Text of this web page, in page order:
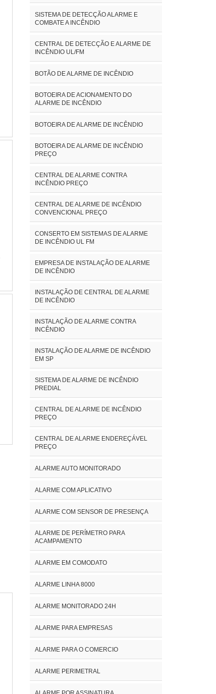
SISTEMA DE DETECÇÃO ALARME E
COMBATE A INCÊNDIO
CENTRAL DE DETECÇÃO E ALARME DE
INCÊNDIO UL/FM
BOTÃO DE ALARME DE INCÊNDIO
BOTOEIRA DE ACIONAMENTO DO
ALARME DE INCÊNDIO
BOTOEIRA DE ALARME DE INCÊNDIO
BOTOEIRA DE ALARME DE INCÊNDIO
PREÇO
CENTRAL DE ALARME CONTRA
INCÊNDIO PREÇO
CENTRAL DE ALARME DE INCÊNDIO
CONVENCIONAL PREÇO
CONSERTO EM SISTEMAS DE ALARME
DE INCÊNDIO UL FM
EMPRESA DE INSTALAÇÃO DE ALARME
DE INCÊNDIO
INSTALAÇÃO DE CENTRAL DE ALARME
DE INCÊNDIO
INSTALAÇÃO DE ALARME CONTRA
INCÊNDIO
INSTALAÇÃO DE ALARME DE INCÊNDIO
EM SP
SISTEMA DE ALARME DE INCÊNDIO
PREDIAL
CENTRAL DE ALARME DE INCÊNDIO
PREÇO
CENTRAL DE ALARME ENDEREÇÁVEL
PREÇO
ALARME AUTO MONITORADO
ALARME COM APLICATIVO
ALARME COM SENSOR DE PRESENÇA
ALARME DE PERÍMETRO PARA
ACAMPAMENTO
ALARME EM COMODATO
ALARME LINHA 8000
ALARME MONITORADO 24H
ALARME PARA EMPRESAS
ALARME PARA O COMERCIO
ALARME PERIMETRAL